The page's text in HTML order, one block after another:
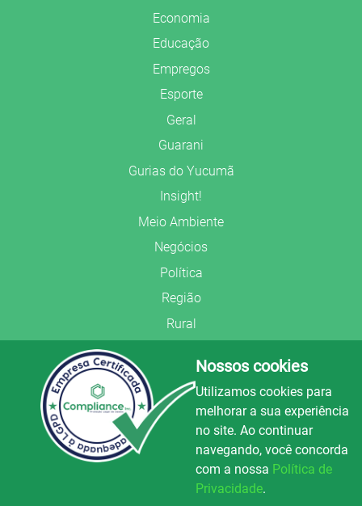
Economia
Educação
Empregos
Esporte
Geral
Guarani
Gurias do Yucumã
Insight!
Meio Ambiente
Negócios
Política
Região
Rural
Segurança Pública
União Frederiquense
© Copyright 2022.LA+.
Nossos cookies
Utilizamos cookies para
melhorar a sua experiência
no site. Ao continuar
navegando, você concorda
com a nossa Política de
Privacidade.